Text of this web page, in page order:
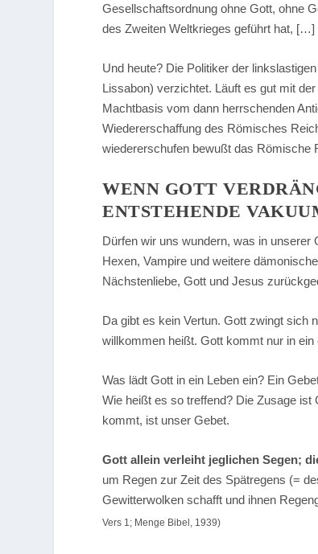
Gesellschaftsordnung ohne Gott, ohne
des Zweiten Weltkrieges geführt hat,
Und heute? Die Politiker der
Lissabon) verzichtet. Läuft es gut mit
Machtbasis vom dann herrschenden
Wiedererschaffung des Römisches
wiedererschufen bewußt das Römische
WENN GOTT
ENTSTEHENDE
Dürfen wir uns wundern, was in unserer
Hexen, Vampire und weitere
Nächstenliebe, Gott und Jesus
Da gibt es kein Vertun. Gott zwingt sich
willkommen heißt. Gott kommt nur in
Was lädt Gott in ein Leben ein? Ein
Wie heißt es so treffend? Die Zusage
kommt, ist unser Gebet.
Gott allein verleiht jeglichen Segen;
um Regen zur Zeit des Spätregens (=
Gewitterwolken schafft und ihnen
Vers 1; Menge Bibel, 1939)